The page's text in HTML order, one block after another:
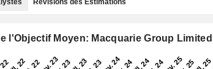
Révisions des Estimations
l'Objectif Moyen: Macquarie Group Limited